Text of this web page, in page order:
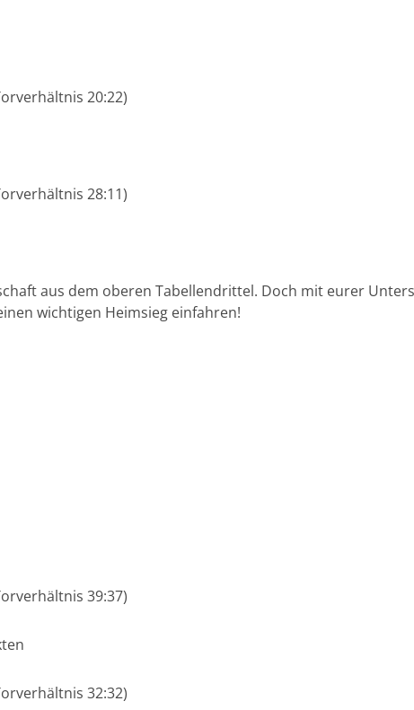
20:22)
28:11)
aus dem oberen Tabellendrittel. Doch mit eurer
wichtigen Heimsieg einfahren!
39:37)
32:32)